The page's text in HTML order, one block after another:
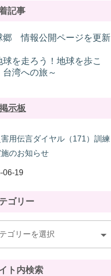
記事
郷 情報公開ページを更新
球を走ろう！地球を歩こ
台湾への旅～
示板
用伝言ダイヤル（171）訓練
のお知らせ
06-19
ゴリー
ト内検索